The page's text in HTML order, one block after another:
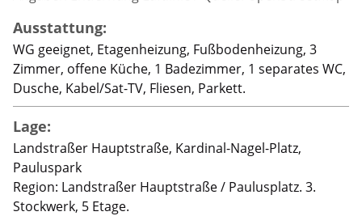
Ausstattung:
WG geeignet, Etagenheizung, Fußbodenheizung, 3
Zimmer, offene Küche, 1 Badezimmer, 1 separates WC,
Dusche, Kabel/Sat-TV, Fliesen, Parkett.
Lage:
Landstraßer Hauptstraße, Kardinal-Nagel-Platz,
Pauluspark
Region: Landstraßer Hauptstraße / Paulusplatz. 3.
Stockwerk, 5 Etage.